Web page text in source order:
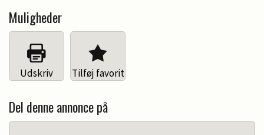
Muligheder
Udskriv Tilføj favorit
Del denne annonce på